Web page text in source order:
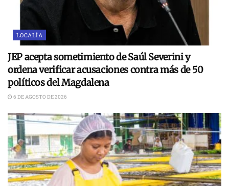
LOCALÍA
JEP acepta sometimiento de Saúl Severini y
ordena verificar acusaciones contra más de 50
políticos del Magdalena
6 DE AGOSTO DE 2026